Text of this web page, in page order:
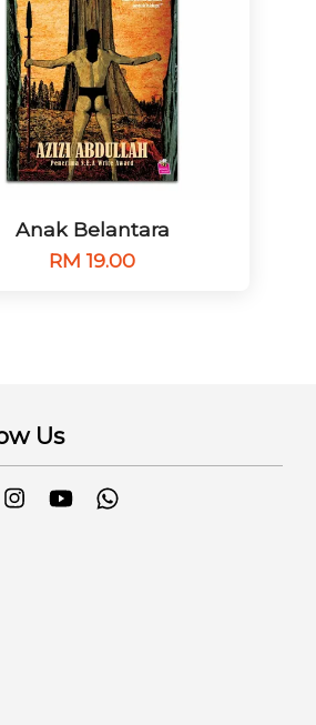
Anak Belantara
RM 19.00
Us
InstagramYouTube